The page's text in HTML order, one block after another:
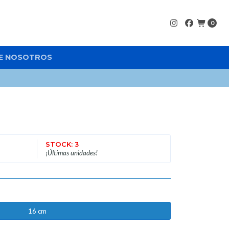
0
NOSOTROS
STOCK: 3
¡Últimas unidades!
16 cm